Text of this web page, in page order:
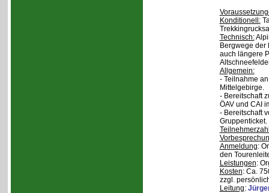
Konditionell:
Technisch:
Bergwege
auch längere
Allgemein:
- Teilnahme
Mittelgebirge.
- Bereitschaft
ÖAV und CAI
- Bereitschaft
Gruppenticket.
Anmeldung:
den
Leistungen:
Kosten: Ca.
zzgl.
Leitung: